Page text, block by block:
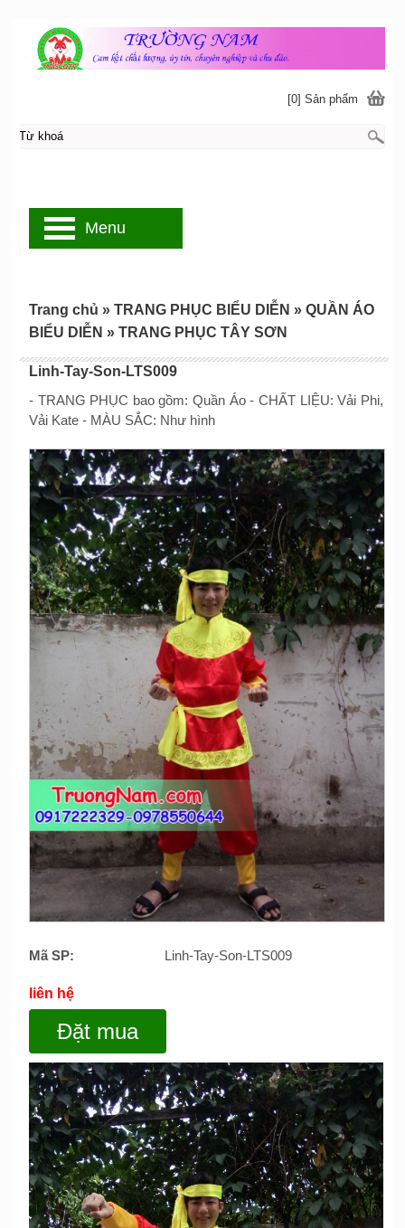
Linh-Tay-Son-LTS009
- TRANG PHỤC bao gồm: Quần Áo - CHẤT LIỆU: Vải Phi,
Vải Kate - MÀU SẮC: Như hình
Mã SP: Linh-Tay-Son-LTS009
liên hệ
Đặt mua
Trang chủ » TRANG PHỤC BIỂU DIỄN » QUẦN ÁO
BIỂU DIỄN » TRANG PHỤC TÂY SƠN
[0] Sản phẩm
Menu